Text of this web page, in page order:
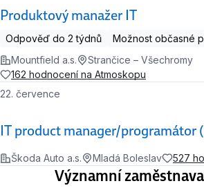
Produktový manažer IT
Odpověď do 2 týdnů
Možnost občasné
Mountfield a.s.
Strančice – Všechromy
162 hodnocení na Atmoskopu
IT product manager/programátor
22. července
Škoda Auto a.s. Mladá Boleslav 527
Významní